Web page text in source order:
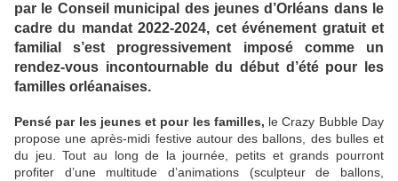
par le Conseil municipal des jeunes d’Orléans dans le
cadre du mandat 2022-2024, cet événement gratuit et
familial s’est progressivement imposé comme un
rendez-vous incontournable du début d’été pour les
familles orléanaises.
Pensé par les jeunes et pour les familles, le Crazy Bubble Day
propose une après-midi festive autour des ballons, des bulles et
du jeu. Tout au long de la journée, petits et grands pourront
profiter d’une multitude d’animations (sculpteur de ballons,